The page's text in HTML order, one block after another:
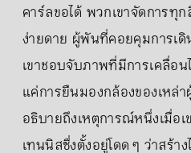
คาร์ลขอได้ พวกเขาจัดการทุ
ง่ายดาย ผู้พันที่คอยคุมการเดิ
เขาชอบจับภาพที่มีการเคลื่อ
แค่การยืนมองกล้องของเหล่า
อธิบายถึงเหตุการณ์หนึ่งเมื่อ
เทนนิสซึ่งตั้งอยู่โดด ๆ ว่าสร้าง